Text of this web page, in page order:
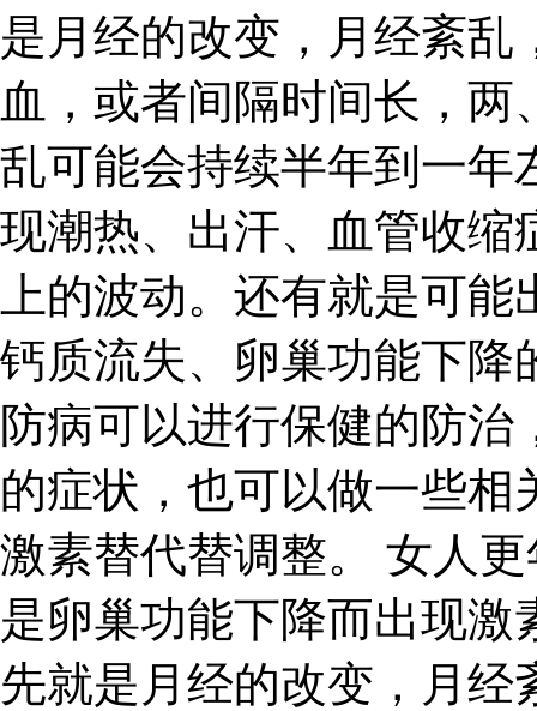
是月经的改变，月经紊
血，或者间隔时间长，
乱可能会持续半年到一年
现潮热、出汗、血管收缩
上的波动。还有就是可
钙质流失、卵巢功能下降
防病可以进行保健的防
的症状，也可以做一些
激素替代替调整。 女人
是卵巢功能下降而出现
先就是月经的改变，月